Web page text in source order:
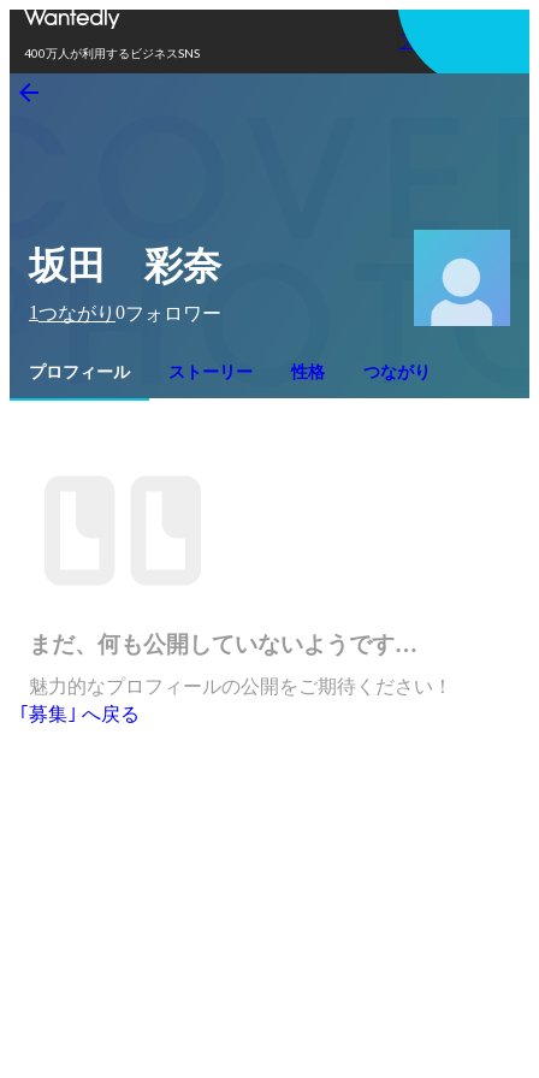
400万人が利用するビジネスSNS
アプリを使う
坂田 彩奈
1つながり 0フォロワー
プロフィール ストーリー 性格 つながり
まだ、何も公開していないようです…
魅力的なプロフィールの公開をご期待ください！
｢募集｣ へ戻る